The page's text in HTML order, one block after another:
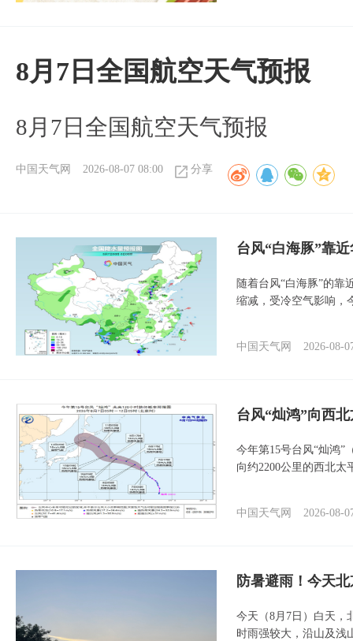
8月7日全国航空天气预报
8月7日全国航空天气预报
中国天气网 2026-08-07 08:00 分享
台风“白海豚”靠
随着台风“白海豚”的靠
缩减，受冷空气影响，
中国天气网 2026-08-
台风“灿鸿”向西
今年第15号台风“灿鸿”
向约2200公里的西北太
中国天气网 2026-08-
防暑避雨！今天
今天（8月7日）白天，
时雨强较大，沿山及浅